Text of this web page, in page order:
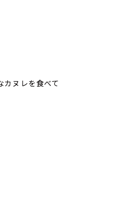
カヌレを食べて